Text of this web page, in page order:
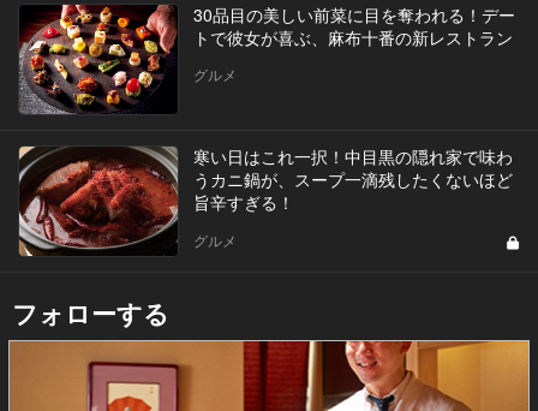
30品目の美しい前菜に目を奪われる！デー
トで彼女が喜ぶ、麻布十番の新レストラン
グルメ
寒い日はこれ一択！中目黒の隠れ家で味わ
うカニ鍋が、スープ一滴残したくないほど
旨辛すぎる！
グルメ
フォローする